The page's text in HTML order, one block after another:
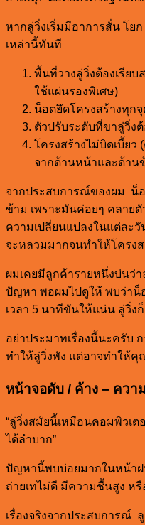
หากลู่วิ่งเริ่มมีอาการสั่น โย
เหล่านี้ทันที
พื้นที่วางลู่วิ่งต้องเรียบ
ใช้แผ่นรองพิเศษ)
น็อตยึดโครงสร้างทุก
ตัวปรับระดับที่ขาลู่วิ่ง
โครงสร้างไม่บิดเบี้ยว
จากด้านหน้าและด้าน
จากประสบการณ์ของผม
ข้าม เพราะมันค่อยๆ คลาย
ความเปลี่ยนแปลงในแต่ละ
จะหลวมมากจนทำให้โครง
ผมเคยมีลูกค้ารายหนึ่งบ่นว่
ปัญหา พอผมไปดูให้ พบว่าน็
เวลา 5 นาทีขันให้แน่น ลู่วิ่ง
อย่าประมาทเรื่องนี้นะครับ
ทำให้ลู่วิ่งพัง แต่อาจทำให้คุ
หน้าจอดับ / ค้าง – ควา
“ลู่วิ่งสมัยนี้เหมือนคอมพิวเ
ได้ลำบาก”
ปัญหานี้พบบ่อยมากในหน้าฝ
ถ่ายเทไม่ดี มีความชื้นสูง หรื
เรื่องจริงจากประสบการณ์